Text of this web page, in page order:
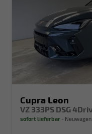
Cupra Leon
sofort lieferbar Neuwagen